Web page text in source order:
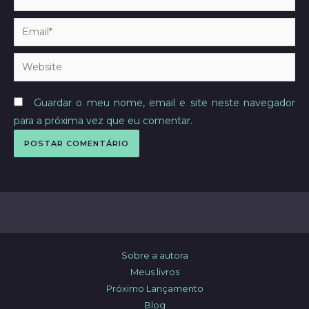
Email*
Website
Guardar o meu nome, email e site neste navegador
para a próxima vez que eu comentar.
Sobre a autora
Meus livros
Próximo Lançamento
Blog